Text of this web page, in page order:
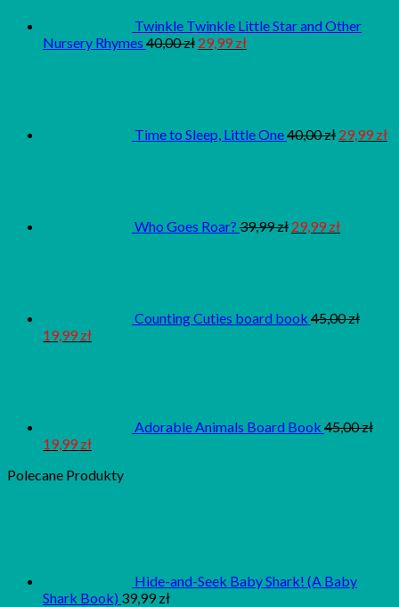
Twinkle Twinkle Little Star and Other
Nursery Rhymes 40,00zł 29,99zł
Time to Sleep, Little One40,00zł 29,99zł
Who Goes Roar? 39,99zł 29,99zł
Counting Cuties board book 45,00zł
19,99zł
Adorable Animals Board Book 45,00zł
19,99zł
Polecane Produkty
Hide-and-Seek Baby Shark! (A Baby
Shark Book) 39,99 zł